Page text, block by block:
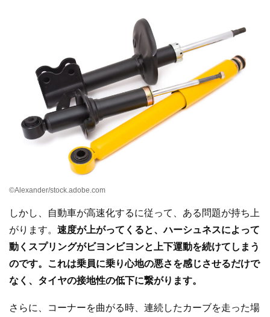
©Alexander/stock.adobe.com
しかし、自動車が高速化するに従って、ある問題が持ち上
がります。 速度が上がってくると、ハーシュネスによって
動くスプリングがビヨンビヨンと上下運動を続けてしまう
のです。これは乗員に乗り心地の悪さを感じさせるだけで
なく、タイヤの接地性の低下に繋がります。
さらに、コーナーを曲がる時、連続したカーブを走った場